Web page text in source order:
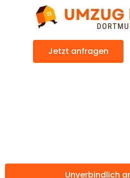
Jetzt anfragen
Unverbindlich